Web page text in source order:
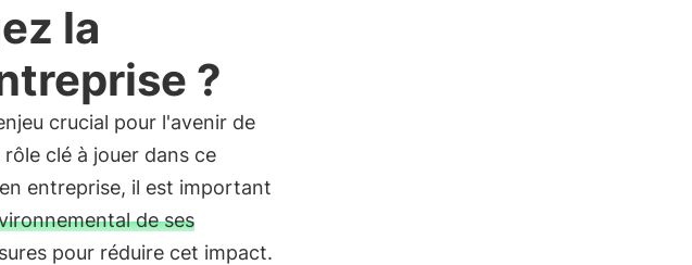
la
?
crucial pour l'avenir de
clé à jouer dans ce
entreprise, il est important
de ses
pour réduire cet impact.